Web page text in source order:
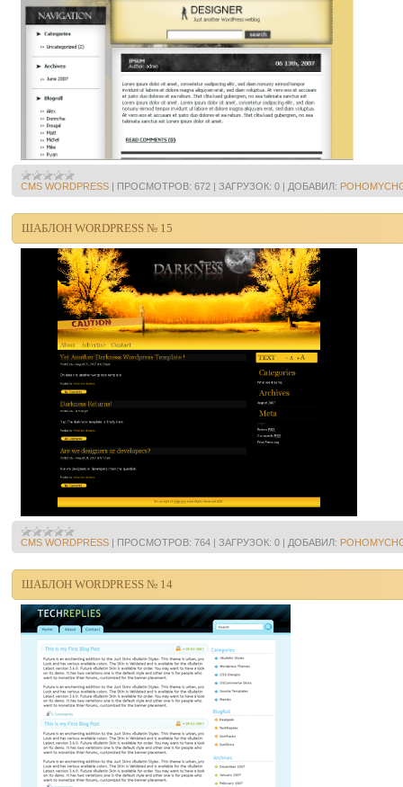
CMS WORDPRESS | ПРОСМОТРОВ: 672 | ЗАГРУЗОК: 0 | ДОБАВИЛ:
ШАБЛОН WORDPRESS № 15
CMS WORDPRESS | ПРОСМОТРОВ: 764 | ЗАГРУЗОК: 0 | ДОБАВИЛ:
ШАБЛОН WORDPRESS № 14